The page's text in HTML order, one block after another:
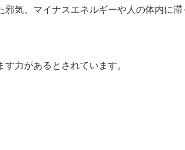
気、マイナスエネルギーや人の体内に
力があるとされています。